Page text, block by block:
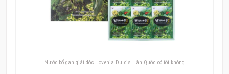
Nước bổ gan giải độc Hovenia Dulcis Hàn Quốc có tốt không